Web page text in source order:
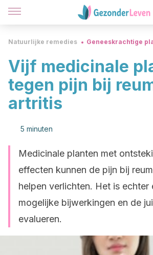
Natuurlijke remedies Geneeskrachtige
Vijf medicinale
tegen pijn bij
artritis
5 minuten
Medicinale planten met
effecten kunnen de pijn bij
helpen verlichten. Het is echter
mogelijke bijwerkingen en de
evalueren.